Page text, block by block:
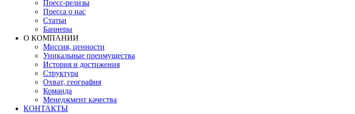
Пресс-релизы
Пресса о нас
Статьи
Баннеры
О КОМПАНИИ
Миссия, ценности
Уникальные преимущества
История и достижения
Структура
Охват, география
Команда
Менеджмент качества
КОНТАКТЫ